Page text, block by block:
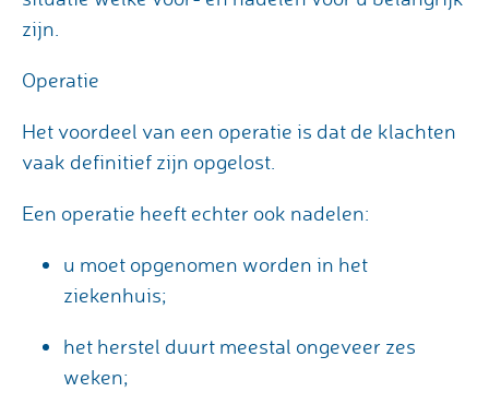
zijn.
Operatie
Het voordeel van een operatie is dat de klachten
vaak definitief zijn opgelost.
Een operatie heeft echter ook nadelen:
u moet opgenomen worden in het
ziekenhuis;
het herstel duurt meestal ongeveer zes
weken;